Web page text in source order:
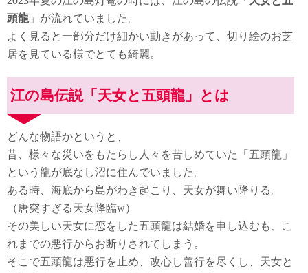
頭龍 」が流れていました。
よく見ると一部分だけ細かい動きがあって、切り絵のお芝
居を見ている様でとても綺麗。
江の島伝説「天女と五頭龍」とは
どんな物語かというと、
昔、様々な災いをもたらし人々を苦しめていた「五頭龍」
という龍が底なし沼に住んでいました。
ある時、海底から島がわき起こり、天女が舞い降りる。
（唐突すぎる天女降臨w）
その美しい天女に恋をした五頭龍は結婚を申し込むも、こ
れまでの悪行からお断りされてしまう。
そこで五頭龍は悪行を止め、改心し善行を尽くし、天女と